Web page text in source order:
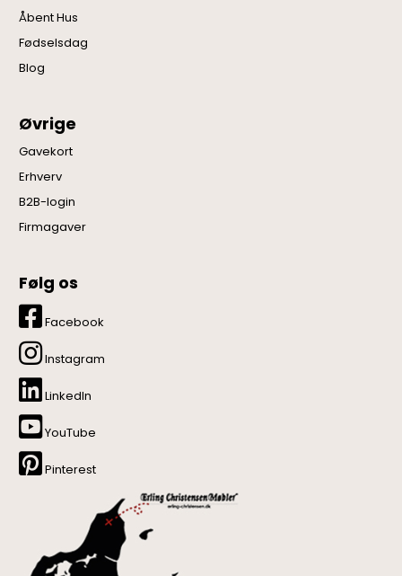
Åbent Hus
Fødselsdag
Blog
Øvrige
Gavekort
Erhverv
B2B-login
Firmagaver
Følg os
Facebook
Instagram
LinkedIn
YouTube
Pinterest